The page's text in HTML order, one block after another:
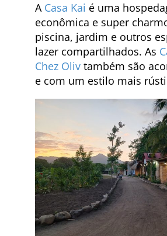
A Casa Kai é uma
econômica e super
piscina, jardim e outros
lazer compartilhados. As
Chez Oliv também são
e com um estilo mais